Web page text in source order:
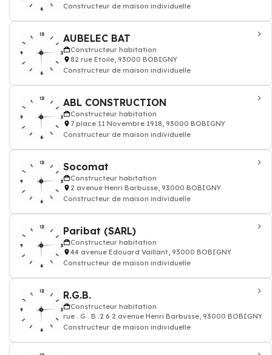
Constructeur de maison individuelle
AUBELEC BAT
Constructeur habitation
82 rue Etoile, 93000 BOBIGNY
Constructeur de maison individuelle
ABL CONSTRUCTION
Constructeur habitation
7 place 11 Novembre 1918, 93000 BOBIGNY
Constructeur de maison individuelle
Socomat
Constructeur habitation
2 avenue Henri Barbusse, 93000 BOBIGNY
Constructeur de maison individuelle
Paribat (SARL)
Constructeur habitation
44 avenue Edouard Vaillant, 93000 BOBIGNY
Constructeur de maison individuelle
R.G.B.
Constructeur habitation
rue . G . B .2 6 2 avenue Henri Barbusse, 93000 BOBIGNY
Constructeur de maison individuelle